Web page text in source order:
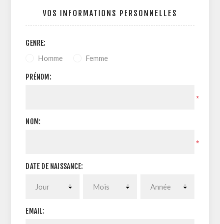
VOS INFORMATIONS PERSONNELLES
GENRE:
Homme Femme
PRÉNOM:
*
NOM:
*
DATE DE NAISSANCE:
EMAIL: